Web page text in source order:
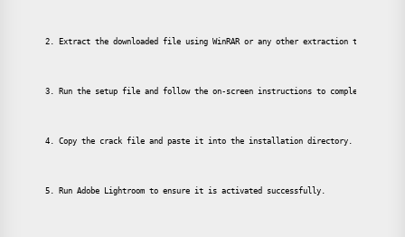
Extract the downloaded file using WinRAR or any other extraction tool.
Run the setup file and follow the on-screen instructions to complete the
Copy the crack file and paste it into the installation directory.
Run Adobe Lightroom to ensure it is activated successfully.